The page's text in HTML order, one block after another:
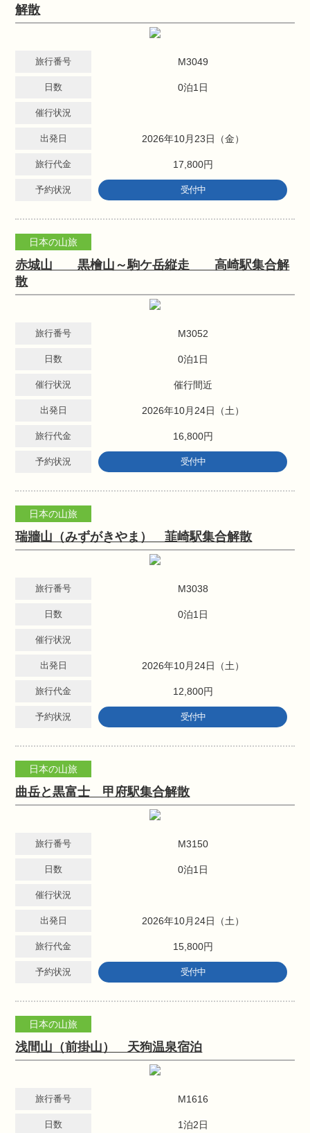
解散
旅行番号 M3049
日数 0泊1日
催行状況
出発日 2026年10月23日（金）
旅行代金 17,800円
予約状況 受付中
日本の山旅
赤城山 黒檜山～駒ケ岳縦走 高崎駅集合解
散
旅行番号 M3052
日数 0泊1日
催行状況 催行間近
出発日 2026年10月24日（土）
旅行代金 16,800円
予約状況 受付中
日本の山旅
瑞牆山（みずがきやま） 韮崎駅集合解散
旅行番号 M3038
日数 0泊1日
催行状況
出発日 2026年10月24日（土）
旅行代金 12,800円
予約状況 受付中
日本の山旅
曲岳と黒富士 甲府駅集合解散
旅行番号 M3150
日数 0泊1日
催行状況
出発日 2026年10月24日（土）
旅行代金 15,800円
予約状況 受付中
日本の山旅
浅間山（前掛山） 天狗温泉宿泊
旅行番号 M1616
日数 1泊2日